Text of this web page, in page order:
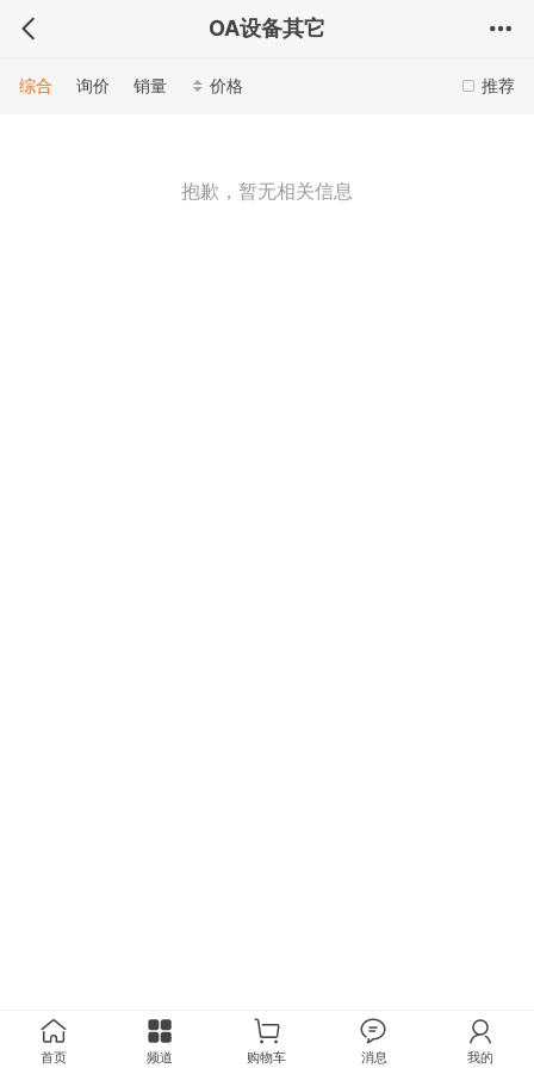
OA设备其它
推荐
综合 询价 销量 价格
抱歉，暂无相关信息
首页 频道 购物车 消息 我的